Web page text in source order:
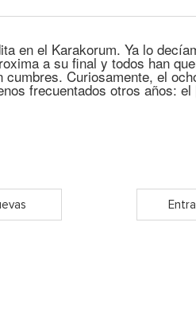
en el Karakorum. Ya lo
a su final y todos han
cumbres. Curiosamente, el
frecuentados otros años: